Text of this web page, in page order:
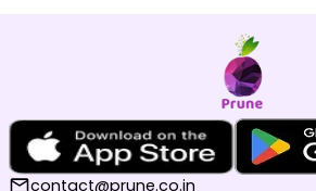
contact@prune.co.in